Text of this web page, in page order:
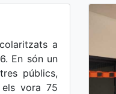
a
En són un
públics,
vora 75